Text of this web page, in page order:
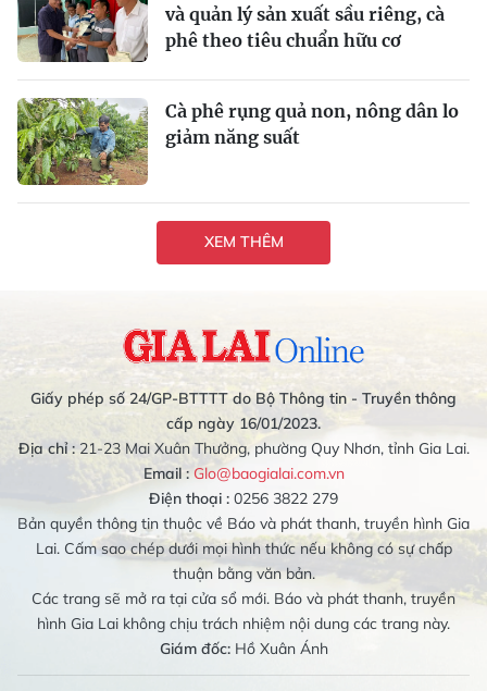
và quản lý sản xuất sầu riêng, cà
phê theo tiêu chuẩn hữu cơ
Cà phê rụng quả non, nông dân lo
giảm năng suất
XEM THÊM
Giấy phép số 24/GP-BTTTT do Bộ Thông tin - Truyền thông
cấp ngày 16/01/2023.
Địa chỉ :21-23 Mai Xuân Thưởng, phường Quy Nhơn, tỉnh Gia Lai.
Email : Glo@baogialai.com.vn
Điện thoại : 0256 3822 279
Bản quyền thông tin thuộc về Báo và phát thanh, truyền hình Gia
Lai. Cấm sao chép dưới mọi hình thức nếu không có sự chấp
thuận bằng văn bản.
Các trang sẽ mở ra tại cửa sổ mới. Báo và phát thanh, truyền
hình Gia Lai không chịu trách nhiệm nội dung các trang này.
Giám đốc:Hồ Xuân Ánh